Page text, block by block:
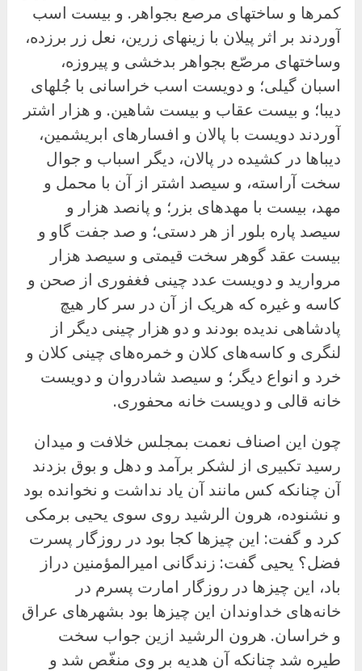
کمرها و ساختهای مرصع بجواهر. و بیست اسب
آوردند بر اثر پیلان با زینهای زرین، نعل زر برزده،
وساختهای مرصّع بجواهر بدخشی و پیروزه،
اسبان گیلی؛ و دویست اسب خراسانی با جُلهای
دیبا؛ و بیست عقاب و بیست شاهین. و هزار اشتر
آوردند دویست با پالان و افسارهای ابریشمین،
دیباها در کشیده در پالان، دیگر اسباب و جوال
سخت آراسته، و سیصد اشتر از آن با محمل و
مهد، بیست با مهدهای بزر؛ و پانصد هزار و
سیصد پاره بلور از هر دستی؛ و صد جفت گاو و
بیست عقد گوهر سخت قیمتی و سیصد هزار
مروارید و دویست عدد چینی فغفوری از صحن و
کاسه و غیره که هریک از آن در سر کار هیچ
پادشاهی ندیده بودند و دو هزار چینی دیگر از
لنگری و کاسه‌های کلان و خمره‌های چینی کلان و
خرد و انواع دیگر؛ و سیصد شادروان و دویست
خانه قالی و دویست خانه محفوری.
چون این اصناف نعمت بمجلس خلافت و میدان
رسید تکبیری از لشکر برآمد و دهل و بوق بزدند
آن چنانکه کس مانند آن یاد نداشت و نخوانده بود
و نشنوده، هرون الرشید روی سوی یحیی برمکی
کرد و گفت: این چیزها کجا بود در روزگار پسرت
فضل؟ یحیی گفت: زندگانی امیرالمؤمنین دراز
باد، این چیزها در روزگار امارت پسرم در
خانه‌های خداوندان این چیزها بود بشهرهای عراق
و خراسان. هرون الرشید ازین جواب سخت
طیره شد چنانکه آن هدیه بر وی منغّص شد و